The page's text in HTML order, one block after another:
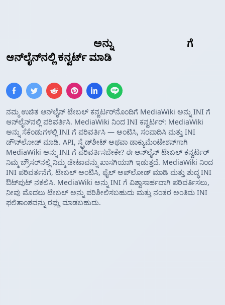
ಅನ್ನು
ಗೆ
ಆನ್‌ಲೈನ್‌ನಲ್ಲಿ ಕನ್ವರ್ಟ್ ಮಾಡಿ
ನಮ್ಮ ಉಚಿತ ಆನ್‌ಲೈನ್ ಟೇಬಲ್ ಕನ್ವರ್ಟರ್‌ನೊಂದಿಗೆ MediaWiki ಅನ್ನು INI ಗೆ
ಆನ್‌ಲೈನ್‌ನಲ್ಲಿ ಪರಿವರ್ತಿಸಿ. MediaWiki ನಿಂದ INI ಕನ್ವರ್ಟರ್: MediaWiki
ಅನ್ನು ಸೆಕೆಂಡುಗಳಲ್ಲಿ INI ಗೆ ಪರಿವರ್ತಿಸಿ — ಅಂಟಿಸಿ, ಸಂಪಾದಿಸಿ ಮತ್ತು INI
ಡೌನ್‌ಲೋಡ್ ಮಾಡಿ. API, ಸ್ಪ್ರೆಡ್‌ಶೀಟ್ ಅಥವಾ ಡಾಕ್ಯುಮೆಂಟೇಶನ್‌ಗಾಗಿ
MediaWiki ಅನ್ನು INI ಗೆ ಪರಿವರ್ತಿಸಬೇಕೇ? ಈ ಆನ್‌ಲೈನ್ ಟೇಬಲ್ ಕನ್ವರ್ಟರ್
ನಿಮ್ಮ ಬ್ರೌಸರ್‌ನಲ್ಲಿ ನಿಮ್ಮ ಡೇಟಾವನ್ನು ಖಾಸಗಿಯಾಗಿ ಇಡುತ್ತದೆ. MediaWiki ನಿಂದ
INI ಪರಿವರ್ತನೆಗೆ, ಟೇಬಲ್ ಅಂಟಿಸಿ, ಫೈಲ್ ಅಪ್‌ಲೋಡ್ ಮಾಡಿ ಮತ್ತು ಶುದ್ಧ INI
ಔಟ್‌ಪುಟ್ ನಕಲಿಸಿ. MediaWiki ಅನ್ನು INI ಗೆ ವಿಶ್ವಾಸಾರ್ಹವಾಗಿ ಪರಿವರ್ತಿಸಲು,
ನೀವು ಮೊದಲು ಟೇಬಲ್ ಅನ್ನು ಪರಿಶೀಲಿಸಬಹುದು ಮತ್ತು ನಂತರ ಅಂತಿಮ INI
ಫಲಿತಾಂಶವನ್ನು ರಫ್ತು ಮಾಡಬಹುದು.